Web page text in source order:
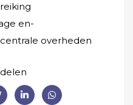
en-
overheden